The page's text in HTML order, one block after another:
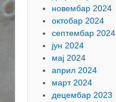
новембар 2024
октобар 2024
септембар 2024
јун 2024
мај 2024
април 2024
март 2024
децембар 2023